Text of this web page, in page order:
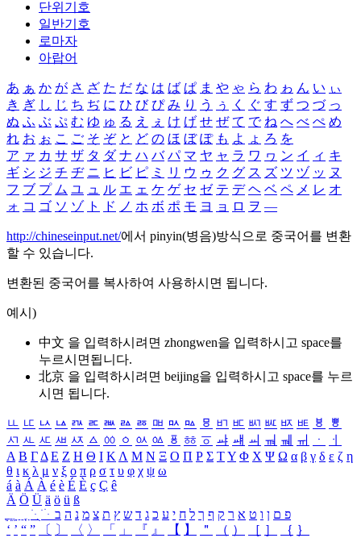
단위기호
일반기호
로마자
아랍어
あ ぁ か が さ ざ た だ な は ば ぱ ま や ゃ ら わ ゎ ん い ぃ
き ぎ し じ ち ぢ に ひ び ぴ み り う ぅ く ぐ す ず つ づ っ
ぬ ふ ぶ ぷ む ゆ ゅ る え ぇ け げ せ ぜ て で ね へ べ ぺ め
れ お ぉ こ ご そ ぞ と ど の ほ ぼ ぽ も よ ょ ろ を
ア ァ カ サ ザ タ ダ ナ ハ バ パ マ ヤ ャ ラ ワ ヮ ン イ ィ キ
ギ シ ジ チ ヂ ニ ヒ ビ ピ ミ リ ウ ゥ ク グ ス ズ ツ ヅ ッ ヌ
フ ブ プ ム ユ ュ ル エ ェ ケ ゲ セ ゼ テ デ ヘ ベ ペ メ レ オ
ォ コ ゴ ソ ゾ ト ド ノ ホ ボ ポ モ ヨ ョ ロ ヲ ―
http://chineseinput.net/에서 pinyin(병음)방식으로 중국어를 변환
할 수 있습니다.
변환된 중국어를 복사하여 사용하시면 됩니다.
예시)
中文 을 입력하시려면 zhongwen을 입력하시고 space를
누르시면됩니다.
北京 을 입력하시려면 beijing을 입력하시고 space를 누르
시면 됩니다.
ㅥ ㅦ ㅧ ㅨ ㅩ ㅪ ㅫ ㅬ ㅭ ㅮ ㅯ ㅰ ㅱ ㅲ ㅳ ㅴ ㅵ ㅶ ㅷ ㅸ
ㅹ
ㅺ ㅻ ㅼ ㅽ ㅾ ㅿ ㆀ ㆁ ㆂ ㆃ ㆄ ㆅ ㆆ ㆇ ㆈ ㆉ ㆊ ㆋ ㆌ ㆍ
ㆎ
Α Β ΓΔ Ε Ζ Η Θ Ι ΚΛ Μ Ν Ξ Ο Π Ρ Σ ΤΥ Φ Χ Ψ Ω α β γ δ ε ζ η
θ ι κ λ μ ν ξ ο π ρ σ τ υ φ χ ψ ω
á à Á À é è É È ç Ç ê
Ä Ö Ü ä ö ü ß
ִֶֹ ֻּ ׁׂ פ ם ן ו ט א ר ק ף ך ל ח י ע כ ג ד ש ץ ת צ מ נ ה ב
‘ ’ “ ” 〔 〕 〈 〉 「 」 『 』 【 】 ＂ （ ） ［ ］ ｛ ｝